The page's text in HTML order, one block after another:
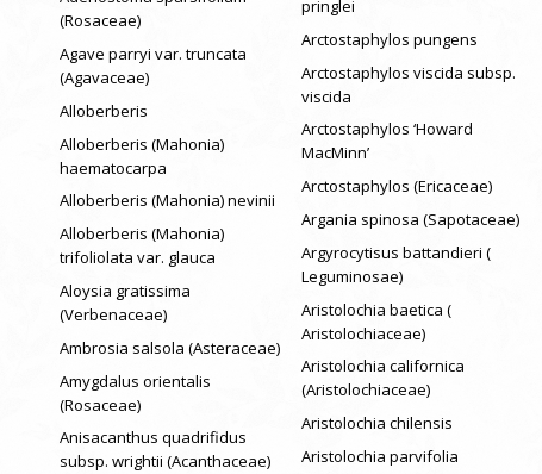
(Rosaceae)
Agave parryi var. truncata
(Agavaceae)
Alloberberis
Alloberberis (Mahonia)
haematocarpa
Alloberberis (Mahonia) nevinii
Alloberberis (Mahonia)
trifoliolata var. glauca
Aloysia gratissima
(Verbenaceae)
Ambrosia salsola (Asteraceae)
Amygdalus orientalis
(Rosaceae)
Anisacanthus quadrifidus
subsp. wrightii (Acanthaceae)
pringlei
Arctostaphylos pungens
Arctostaphylos viscida subsp.
viscida
Arctostaphylos ‘Howard
MacMinn’
Arctostaphylos (Ericaceae)
Argania spinosa (Sapotaceae)
Argyrocytisus battandieri (
Leguminosae)
Aristolochia baetica (
Aristolochiaceae)
Aristolochia californica
(Aristolochiaceae)
Aristolochia chilensis
Aristolochia parvifolia